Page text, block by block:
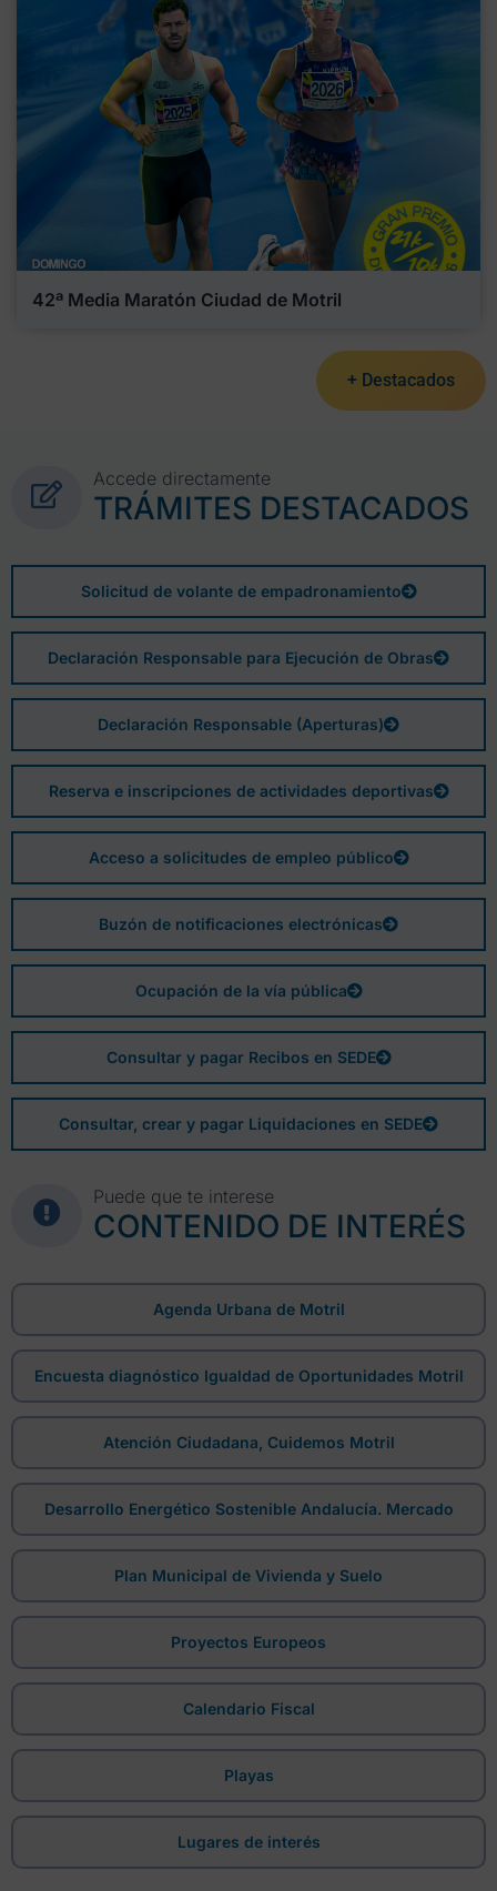
42ª Media Maratón Ciudad de Motril
+ Destacados
Accede directamente
TRÁMITES DESTACADOS
Solicitud de volante de empadronamiento
Declaración Responsable para Ejecución de Obras
Declaración Responsable (Aperturas)
Reserva e inscripciones de actividades deportivas
Acceso a solicitudes de empleo público
Buzón de notificaciones electrónicas
Ocupación de la vía pública
Consultar y pagar Recibos en SEDE
Consultar, crear y pagar Liquidaciones en SEDE
Puede que te interese
CONTENIDO DE INTERÉS
Agenda Urbana de Motril
Encuesta diagnóstico Igualdad de Oportunidades Motril
Atención Ciudadana, Cuidemos Motril
Desarrollo Energético Sostenible Andalucía. Mercado
Plan Municipal de Vivienda y Suelo
Proyectos Europeos
Calendario Fiscal
Playas
Lugares de interés